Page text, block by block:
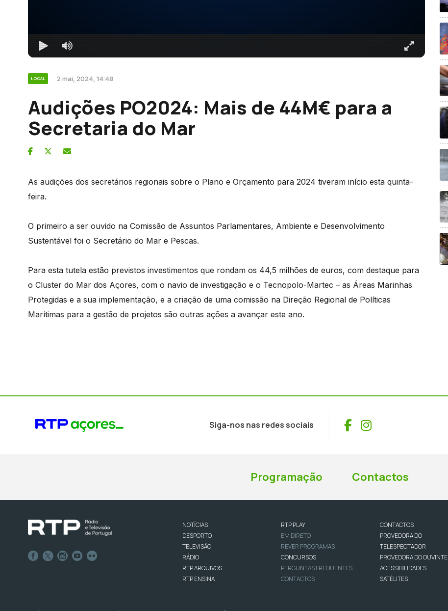
LOCAL 2 mai, 2024, 14:48
Audições PO2024: Mais de 44M€ para a
Secretaria do Mar
As audições dos secretários regionais sobre o Plano e Orçamento para 2024 tiveram início esta quinta-
feira.
O primeiro a ser ouvido na Comissão de Assuntos Parlamentares, Ambiente e Desenvolvimento
Sustentável foi o Secretário do Mar e Pescas.
Para esta tutela estão previstos investimentos que rondam os 44,5 milhões de euros, com destaque para
o Cluster do Mar dos Açores, com o navio de investigação e o Tecnopolo-Martec – as Áreas Marinhas
Protegidas e a sua implementação, e a criação de uma comissão na Direção Regional de Políticas
Marítimas para a gestão de projetos são outras ações a avançar este ano.
Siga-nos nas redes sociais Facebook
Instagram
Programação Contactos
NOTÍCIAS
DESPORTO
TELEVISÃO
RÁDIO
RTP ARQUIVOS
RTP ENSINA
RTP PLAY
EM DIRETO
REVER PROGRAMAS
CONCURSOS
PERGUNTAS FREQUENTES
CONTACTOS
CONTACTOS
PROVEDORA DO
TELESPECTADOR
PROVEDORA DO OUVINTE
ACESSIBILIDADES
SATÉLITES